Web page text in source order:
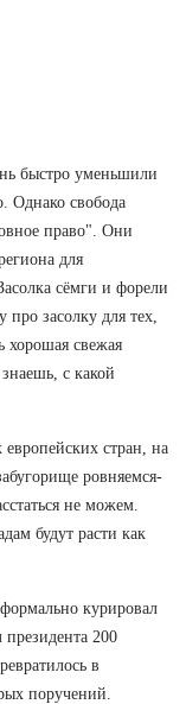
быстро уменьшили
Однако свобода
право". Они
для
сёмги и форели
засолку для тех,
хорошая свежая
с какой
стран, на
ровняемся-
не можем.
будут расти как
курировал
президента 200
в
поручений.